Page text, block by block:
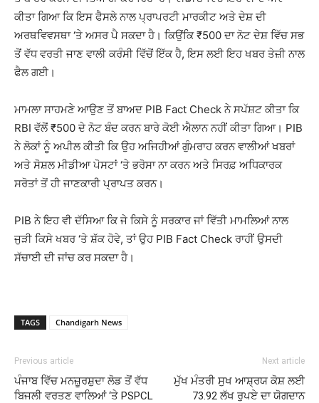
ਕੀਤਾ ਗਿਆ ਕਿ ਇਸ ਫੈਸਲੇ ਨਾਲ ਪ੍ਰਾਪਰਟੀ ਮਾਰਕੀਟ ਅਤੇ ਦੇਸ਼ ਦੀ
ਅਰਥਵਿਵਸਥਾ ‘ਤੇ ਅਸਰ ਪੈ ਸਕਦਾ ਹੈ। ਕਿਉਂਕਿ ₹500 ਦਾ ਨੋਟ ਦੇਸ਼ ਵਿੱਚ ਸਭ
ਤੋਂ ਵੱਧ ਵਰਤੀ ਜਾਣ ਵਾਲੀ ਕਰੰਸੀ ਵਿੱਚੋਂ ਇੱਕ ਹੈ, ਇਸ ਲਈ ਇਹ ਖਬਰ ਤੇਜ਼ੀ ਨਾਲ
ਫੈਲ ਗਈ।
ਮਾਮਲਾ ਸਾਹਮਣੇ ਆਉਣ ਤੋਂ ਬਾਅਦ PIB Fact Check ਨੇ ਸਪੱਸ਼ਟ ਕੀਤਾ ਕਿ
RBI ਵੱਲੋਂ ₹500 ਦੇ ਨੋਟ ਬੰਦ ਕਰਨ ਬਾਰੇ ਕੋਈ ਐਲਾਨ ਨਹੀਂ ਕੀਤਾ ਗਿਆ। PIB
ਨੇ ਲੋਕਾਂ ਨੂੰ ਅਪੀਲ ਕੀਤੀ ਕਿ ਉਹ ਅਜਿਹੀਆਂ ਗੁੰਮਰਾਹ ਕਰਨ ਵਾਲੀਆਂ ਖਬਰਾਂ
ਅਤੇ ਸੋਸ਼ਲ ਮੀਡੀਆ ਪੋਸਟਾਂ ‘ਤੇ ਭਰੋਸਾ ਨਾ ਕਰਨ ਅਤੇ ਸਿਰਫ਼ ਅਧਿਕਾਰਕ
ਸਰੋਤਾਂ ਤੋਂ ਹੀ ਜਾਣਕਾਰੀ ਪ੍ਰਾਪਤ ਕਰਨ।
PIB ਨੇ ਇਹ ਵੀ ਦੱਸਿਆ ਕਿ ਜੇ ਕਿਸੇ ਨੂੰ ਸਰਕਾਰ ਜਾਂ ਵਿੱਤੀ ਮਾਮਲਿਆਂ ਨਾਲ
ਜੁੜੀ ਕਿਸੇ ਖਬਰ ‘ਤੇ ਸ਼ੱਕ ਹੋਵੇ, ਤਾਂ ਉਹ PIB Fact Check ਰਾਹੀਂ ਉਸਦੀ
ਸੱਚਾਈ ਦੀ ਜਾਂਚ ਕਰ ਸਕਦਾ ਹੈ।
TAGS Chandigarh News
Previous article
ਪੰਜਾਬ ਵਿੱਚ ਮਨਜ਼ੂਰਸ਼ੁਦਾ ਲੋਡ ਤੋਂ ਵੱਧ
ਬਿਜਲੀ ਵਰਤਣ ਵਾਲਿਆਂ ‘ਤੇ PSPCL
Next article
ਮੁੱਖ ਮੰਤਰੀ ਸੁਖ ਆਸ਼੍ਰਯ ਕੋਸ਼ ਲਈ
73.92 ਲੱਖ ਰੁਪਏ ਦਾ ਯੋਗਦਾਨ